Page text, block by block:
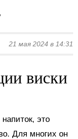
21 мая 2024 в 14:31
виски
это
Для многих он